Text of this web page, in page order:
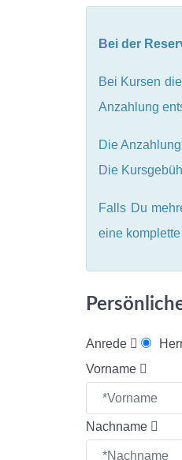
Bei der
Bei Kursen
Anzahlung
Die
Die
Falls Du
eine
Anrede
Vorname
Nachname